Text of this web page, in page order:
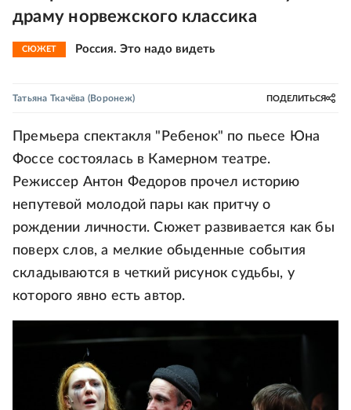
драму норвежского классика
СЮЖЕТ Россия. Это надо видеть
Татьяна Ткачёва (Воронеж) ПОДЕЛИТЬСЯ
Премьера спектакля "Ребенок" по пьесе Юна
Фоссе состоялась в Камерном театре.
Режиссер Антон Федоров прочел историю
непутевой молодой пары как притчу о
рождении личности. Сюжет развивается как бы
поверх слов, а мелкие обыденные события
складываются в четкий рисунок судьбы, у
которого явно есть автор.